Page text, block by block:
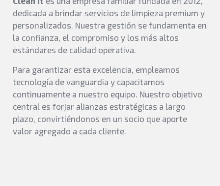
dedicada a brindar servicios de limpieza premium y
personalizados. Nuestra gestión se fundamenta en
la confianza, el compromiso y los más altos
estándares de calidad operativa.
Para garantizar esta excelencia, empleamos
tecnología de vanguardia y capacitamos
continuamente a nuestro equipo. Nuestro objetivo
central es forjar alianzas estratégicas a largo
plazo, convirtiéndonos en un socio que aporte
valor agregado a cada cliente.